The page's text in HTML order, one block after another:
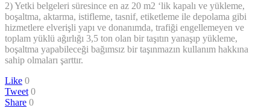
2) Yetki belgeleri süresince en az 20 m2 ‘lik kapalı ve yükleme,
boşaltma, aktarma, istifleme, tasnif, etiketleme ile depolama gibi
hizmetlere elverişli yapı ve donanımda, trafiği engellemeyen ve
toplam yüklü ağırlığı 3,5 ton olan bir taşıtın yanaşıp yükleme,
boşaltma yapabileceği bağımsız bir taşınmazın kullanım hakkına
sahip olmaları şarttır.
Like 0
Tweet 0
Share 0